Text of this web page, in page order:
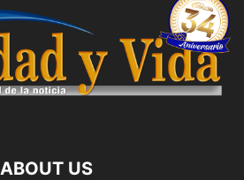
ABOUT US